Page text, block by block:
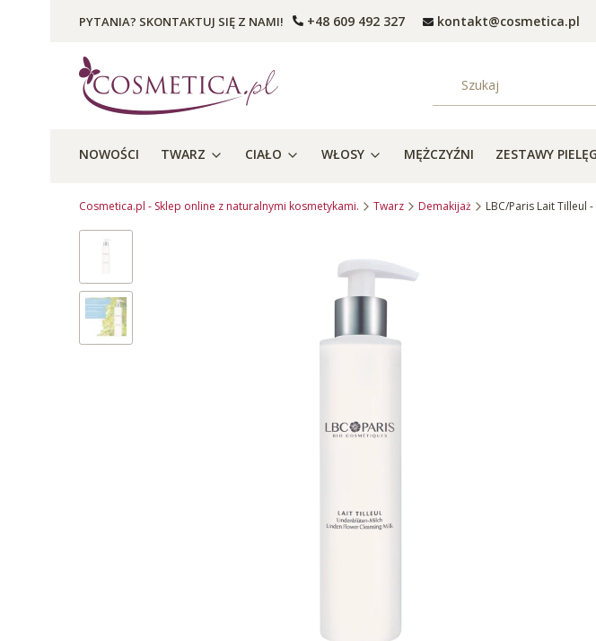
PYTANIA? SKONTAKTUJ SIĘ Z NAMI! +48 609 492 327 kontakt@cosmetica.pl
NOWOŚCI TWARZ CIAŁO WŁOSY MĘŻCZYŹNI ZESTAWY
Cosmetica.pl - Sklep online z naturalnymi kosmetykami. Twarz Demakijaż LBC/Paris Lait Tilleul